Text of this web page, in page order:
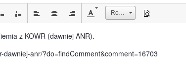
Rozmiar
z KOWR (dawniej ANR).
anr/?do=findComment&comment=16703